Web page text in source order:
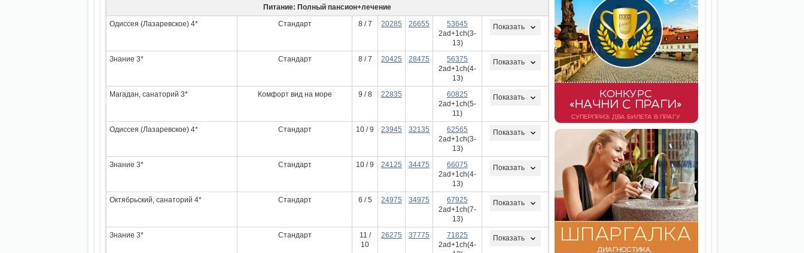
Питание: Полный пансион+лечение
Одиссея (Лазаревское) 4*
Стандарт 8 / 7 20285 26655
53645
2ad+1ch(3-
13)
Показать
Знание 3* Стандарт 8 / 7 20425 28475
56375
2ad+1ch(4-
13)
Показать
Магадан, санаторий 3* Комфорт вид на море 9 / 8 22835
60825
2ad+1ch(5-
11)
Показать
Одиссея (Лазаревское) 4* Стандарт 10 / 9 23945 32135
62565
2ad+1ch(3-
13)
Показать
Знание 3* Стандарт 10 / 9 24125 34475
66075
2ad+1ch(4-
13)
Показать
Октябрьский, санаторий 4* Стандарт 6 / 5 24975 34975
67925
2ad+1ch(7-
13)
Показать
Знание 3* Стандарт
11 /
10
26275 37775
71825
2ad+1ch(4-
Показать